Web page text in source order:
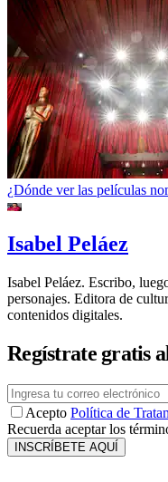
¿Dónde ver las películas
Isabel Peláez
Isabel Peláez. Escribo,
personajes. Editora de
contenidos digitales.
Regístrate gratis
Acepto Política de
Recuerda aceptar los
INSCRÍBETE AQUÍ